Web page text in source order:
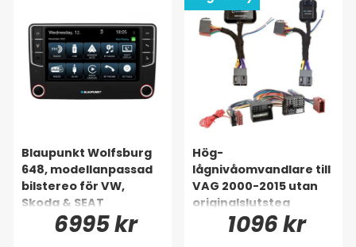
Blaupunkt Wolfsburg
648, modellanpassad
bilstereo för VW,
Skoda & SEAT
6995 kr
Hög-
lågnivåomvandlare till
VAG 2000-2015 utan
originalslutsteg
1096 kr